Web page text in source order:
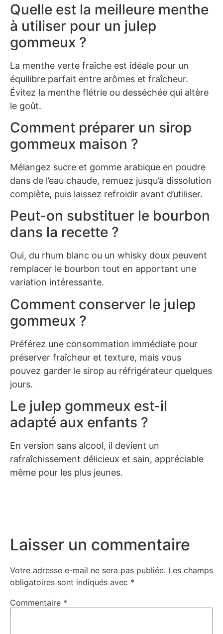
Quelle est la meilleure menthe
à utiliser pour un julep
gommeux ?
La menthe verte fraîche est idéale pour un
équilibre parfait entre arômes et fraîcheur.
Évitez la menthe flétrie ou desséchée qui altère
le goût.
Comment préparer un sirop
gommeux maison ?
Mélangez sucre et gomme arabique en poudre
dans de l’eau chaude, remuez jusqu’à dissolution
complète, puis laissez refroidir avant d’utiliser.
Peut-on substituer le bourbon
dans la recette ?
Oui, du rhum blanc ou un whisky doux peuvent
remplacer le bourbon tout en apportant une
variation intéressante.
Comment conserver le julep
gommeux ?
Préférez une consommation immédiate pour
préserver fraîcheur et texture, mais vous
pouvez garder le sirop au réfrigérateur quelques
jours.
Le julep gommeux est-il
adapté aux enfants ?
En version sans alcool, il devient un
rafraîchissement délicieux et sain, appréciable
même pour les plus jeunes.
Laisser un commentaire
Votre adresse e-mail ne sera pas publiée. Les champs
obligatoires sont indiqués avec *
Commentaire *